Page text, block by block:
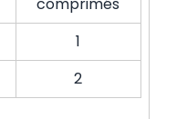
1
2